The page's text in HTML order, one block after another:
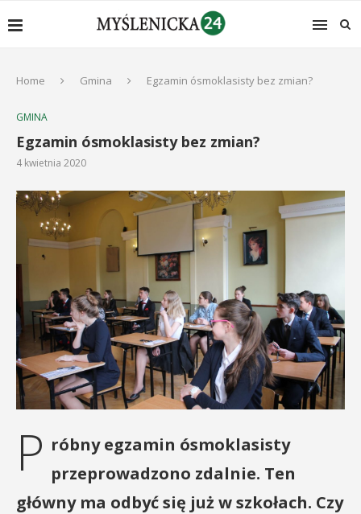
Home Gmina Egzamin ósmoklasisty bez zmian?
GMINA
Egzamin ósmoklasisty bez zmian?
4 kwietnia 2020
P róbny egzamin ósmoklasisty
przeprowadzono zdalnie. Ten
główny ma odbyć się już w szkołach. Czy